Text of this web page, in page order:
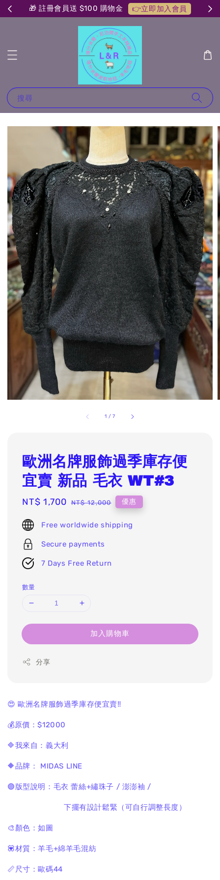
🎁 註冊會員送 $100 購物金 👉立即加入會員
搜尋
1 /7
歐洲名牌服飾過季庫存便
宜賣 新品 毛衣 WT#3
Sale
NT$ 1,700 Regular
NT$ 12,000 優惠
Free worldwide shipping
Secure payments
7 Days Free Return
數量
加入購物車
分享
😍 歐洲名牌服飾過季庫存便宜賣‼️
💰原價：$12000
🔷我來自：義大利
🔶品牌： MIDAS LINE
🟣版型說明：毛衣 蕾絲+繡珠子 / 澎澎袖 /
下擺有設計鬆緊（可自行調整長度）
🎨顏色：如圖
💟材質：羊毛+綿羊毛混紡
📏尺寸：歐碼44